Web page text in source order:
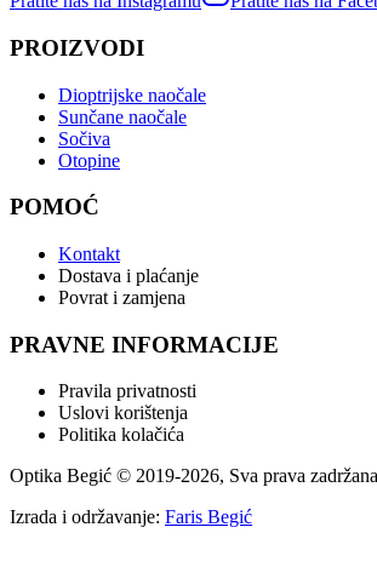
PROIZVODI
Dioptrijske naočale
Sunčane naočale
Sočiva
Otopine
POMOĆ
Kontakt
Dostava i plaćanje
Povrat i zamjena
PRAVNE INFORMACIJE
Pravila privatnosti
Uslovi korištenja
Politika kolačića
Optika Begić © 2019-2026, Sva prava
Izrada i održavanje: Faris Begić